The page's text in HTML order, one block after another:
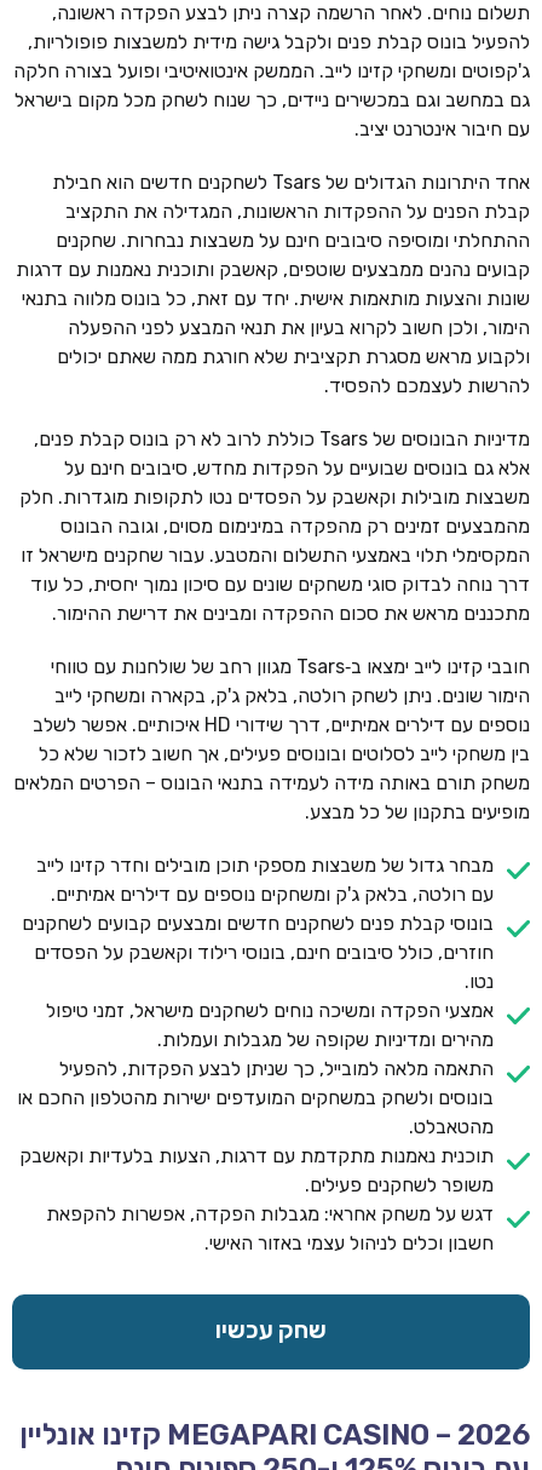
תשלום נוחים. לאחר הרשמה קצרה ניתן לבצע הפקדה ראשונה,
להפעיל בונוס קבלת פנים ולקבל גישה מידית למשבצות פופולריות,
ג'קפוטים ומשחקי קזינו לייב. הממשק אינטואיטיבי ופועל בצורה חלקה
גם במחשב וגם במכשירים ניידים, כך שנוח לשחק מכל מקום בישראל
עם חיבור אינטרנט יציב.
אחד היתרונות הגדולים של Tsars לשחקנים חדשים הוא חבילת
קבלת הפנים על ההפקדות הראשונות, המגדילה את התקציב
ההתחלתי ומוסיפה סיבובים חינם על משבצות נבחרות. שחקנים
קבועים נהנים ממבצעים שוטפים, קאשבק ותוכנית נאמנות עם דרגות
שונות והצעות מותאמות אישית. יחד עם זאת, כל בונוס מלווה בתנאי
הימור, ולכן חשוב לקרוא בעיון את תנאי המבצע לפני ההפעלה
ולקבוע מראש מסגרת תקציבית שלא חורגת ממה שאתם יכולים
להרשות לעצמכם להפסיד.
מדיניות הבונוסים של Tsars כוללת לרוב לא רק בונוס קבלת פנים,
אלא גם בונוסים שבועיים על הפקדות מחדש, סיבובים חינם על
משבצות מובילות וקאשבק על הפסדים נטו לתקופות מוגדרות. חלק
מהמבצעים זמינים רק מהפקדה במינימום מסוים, וגובה הבונוס
המקסימלי תלוי באמצעי התשלום והמטבע. עבור שחקנים מישראל זו
דרך נוחה לבדוק סוגי משחקים שונים עם סיכון נמוך יחסית, כל עוד
מתכננים מראש את סכום ההפקדה ומבינים את דרישת ההימור.
חובבי קזינו לייב ימצאו ב‑Tsars מגוון רחב של שולחנות עם טווחי
הימור שונים. ניתן לשחק רולטה, בלאק ג'ק, בקארה ומשחקי לייב
נוספים עם דילרים אמיתיים, דרך שידורי HD איכותיים. אפשר לשלב
בין משחקי לייב לסלוטים ובונוסים פעילים, אך חשוב לזכור שלא כל
משחק תורם באותה מידה לעמידה בתנאי הבונוס – הפרטים המלאים
מופיעים בתקנון של כל מבצע.
מבחר גדול של משבצות מספקי תוכן מובילים וחדר קזינו לייב
עם רולטה, בלאק ג'ק ומשחקים נוספים עם דילרים אמיתיים.
בונוסי קבלת פנים לשחקנים חדשים ומבצעים קבועים לשחקנים
חוזרים, כולל סיבובים חינם, בונוסי רילוד וקאשבק על הפסדים
נטו.
אמצעי הפקדה ומשיכה נוחים לשחקנים מישראל, זמני טיפול
מהירים ומדיניות שקופה של מגבלות ועמלות.
התאמה מלאה למובייל, כך שניתן לבצע הפקדות, להפעיל
בונוסים ולשחק במשחקים המועדפים ישירות מהטלפון החכם או
מהטאבלט.
תוכנית נאמנות מתקדמת עם דרגות, הצעות בלעדיות וקאשבק
משופר לשחקנים פעילים.
דגש על משחק אחראי: מגבלות הפקדה, אפשרות להקפאת
חשבון וכלים לניהול עצמי באזור האישי.
שחק עכשיו
MEGAPARI CASINO – 2026 קזינו אונליין